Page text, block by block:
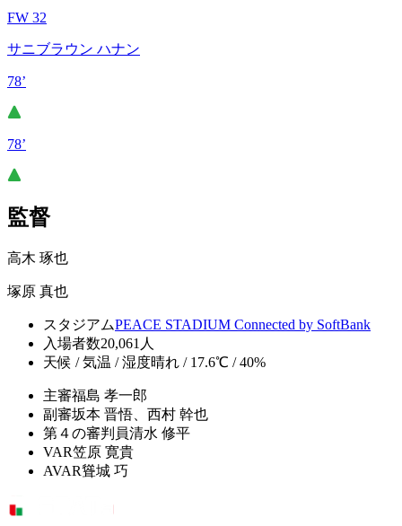
FW 32
サニブラウン ハナン
78’
78’
監督
高木 琢也
塚原 真也
スタジアムPEACE STADIUM Connected by SoftBank
入場者数20,061人
天候 / 気温 / 湿度晴れ / 17.6℃ / 40%
主審福島 孝一郎
副審坂本 晋悟、西村 幹也
第４の審判員清水 修平
VAR笠原 寛貴
AVAR聳城 巧